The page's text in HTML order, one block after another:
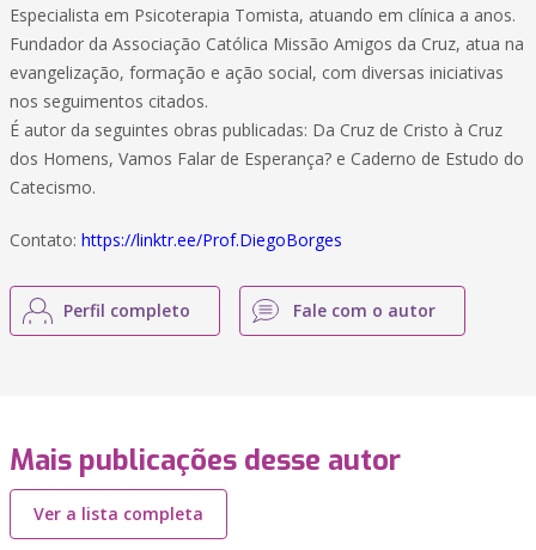
Especialista em Psicoterapia Tomista, atuando em clínica a anos.
Fundador da Associação Católica Missão Amigos da Cruz, atua na
evangelização, formação e ação social, com diversas iniciativas
nos seguimentos citados.
É autor da seguintes obras publicadas: Da Cruz de Cristo à Cruz
dos Homens, Vamos Falar de Esperança? e Caderno de Estudo do
Catecismo.
Contato: https://linktr.ee/Prof.DiegoBorges
Perfil completo Fale com o autor
Mais publicações desse autor
Ver a lista completa